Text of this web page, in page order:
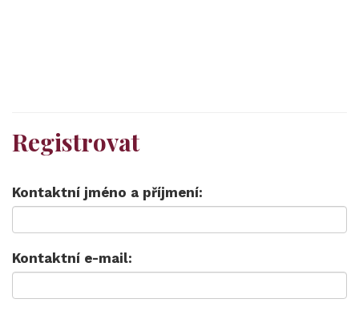
Registrovat
Kontaktní jméno a příjmení:
Kontaktní e-mail: